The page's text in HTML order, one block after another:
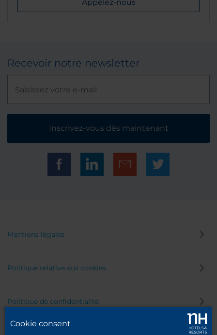
Appelez-nous
Recevoir notre newsletter
Inscrivez-vous dès maintenant
Mentions légales
Politique relative aux cookies
Politique de confidentialité
Cookie consent